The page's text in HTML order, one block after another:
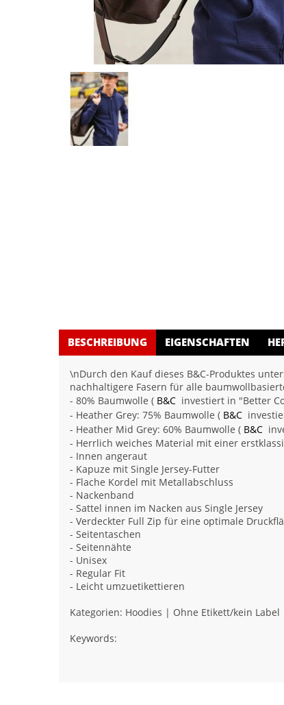
BESCHREIBUNG EIGENSCHAFTEN
\nDurch den Kauf dieses B&C-Produktes
nachhaltigere Fasern für alle
- 80% Baumwolle ( B&C investiert in "Better
- Heather Grey: 75% Baumwolle ( B&C
- Heather Mid Grey: 60% Baumwolle ( B&C
- Herrlich weiches Material mit einer
- Innen angeraut
- Kapuze mit Single Jersey-Futter
- Flache Kordel mit Metallabschluss
- Nackenband
- Sattel innen im Nacken aus Single Jersey
- Verdeckter Full Zip für eine optimale
- Seitentaschen
- Seitennähte
- Unisex
- Regular Fit
- Leicht umzuetikettieren
Kategorien: Hoodies | Ohne Etikett/kein
Keywords: